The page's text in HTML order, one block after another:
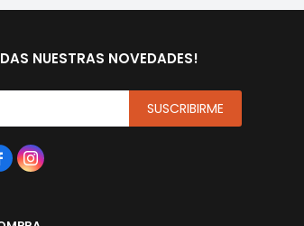
NUESTRAS NOVEDADES!
SUSCRIBIRME
